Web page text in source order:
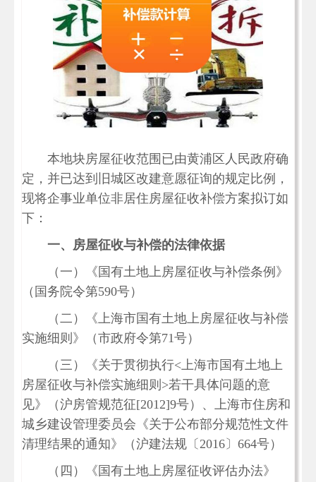
本地块房屋征收范围已由黄浦区人民政府确
定，并已达到旧城区改建意愿征询的规定比例，
现将企事业单位非居住房屋征收补偿方案拟订如
下：
一、房屋征收与补偿的法律依据
（一）《国有土地上房屋征收与补偿条例》
（国务院令第590号）
（二）《上海市国有土地上房屋征收与补偿
实施细则》（市政府令第71号）
（三）《关于贯彻执行<上海市国有土地上
房屋征收与补偿实施细则>若干具体问题的意
见》（沪房管规范征[2012]9号）、上海市住房和
城乡建设管理委员会《关于公布部分规范性文件
清理结果的通知》（沪建法规〔2016〕664号）
（四）《国有土地上房屋征收评估办法》